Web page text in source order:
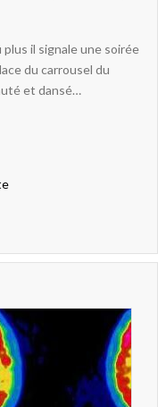
il signale une soirée
du carrousel du
et dansé…